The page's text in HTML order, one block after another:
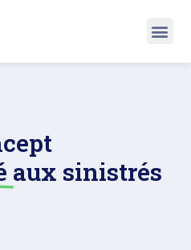
aux sinistrés